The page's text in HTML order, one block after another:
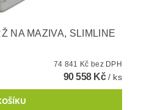
NA MAZIVA, SLIMLINE
74 841 Kč bez DPH
90 558 Kč/ ks